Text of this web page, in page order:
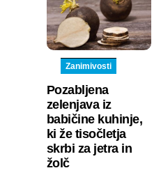
Zanimivosti
Pozabljena
zelenjava iz
babičine kuhinje,
ki že tisočletja
skrbi za jetra in
žolč